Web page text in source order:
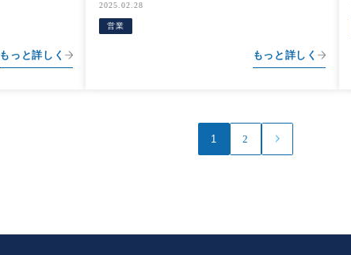
もっと詳しく
2025.02.28
営業
もっと詳しく
1 2